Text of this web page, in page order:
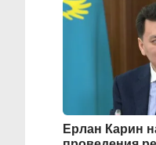
Ерлан Карин